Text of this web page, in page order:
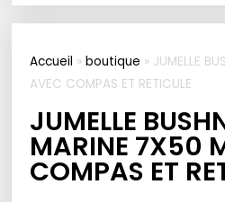
Accueil »boutique » JUMELLE
AVEC COMPAS ET RETICULE
JUMELLE
MARINE 7X50
COMPAS ET